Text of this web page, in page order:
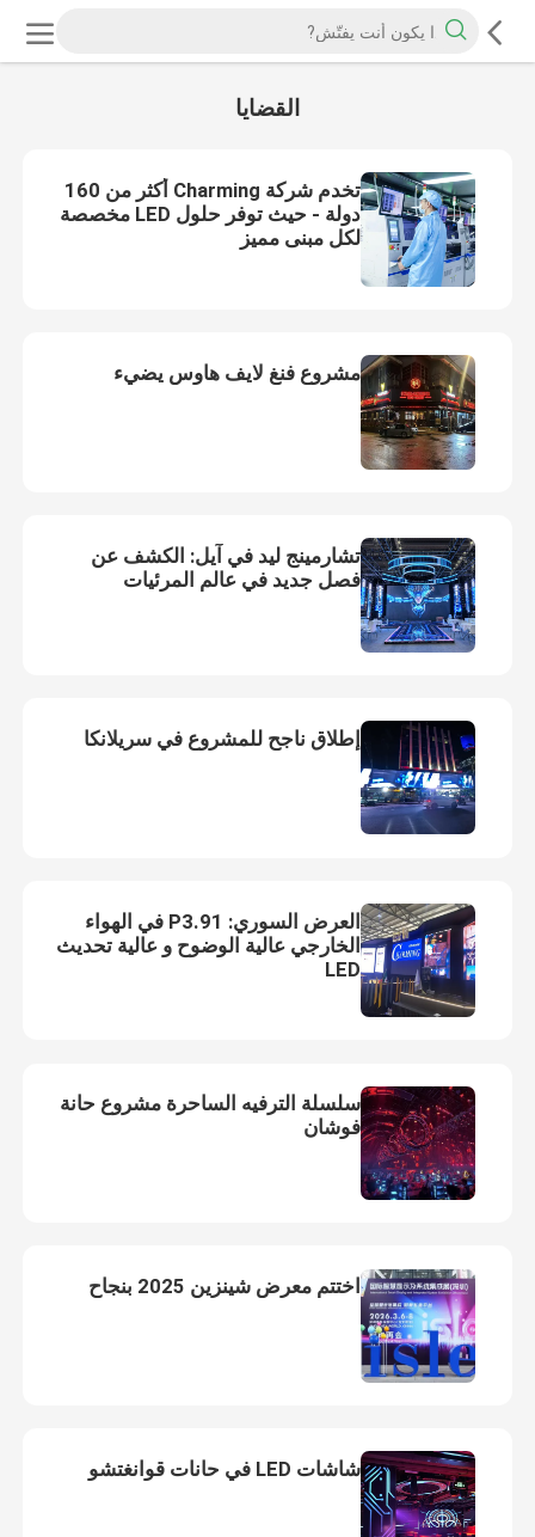
القضايا
تخدم شركة Charming أكثر من 160
دولة - حيث توفر حلول LED مخصصة
لكل مبنى مميز
مشروع فنغ لايف هاوس يضيء
تشارمينج ليد في آيل: الكشف عن
فصل جديد في عالم المرئيات
إطلاق ناجح للمشروع في سريلانكا
العرض السوري: P3.91 في الهواء
الخارجي عالية الوضوح و عالية تحديث
LED
سلسلة الترفيه الساحرة مشروع حانة
فوشان
اختتم معرض شينزين 2025 بنجاح
شاشات LED في حانات قوانغتشو